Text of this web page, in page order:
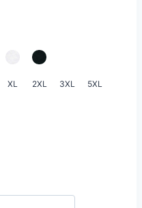
XL 2XL 3XL 5XL